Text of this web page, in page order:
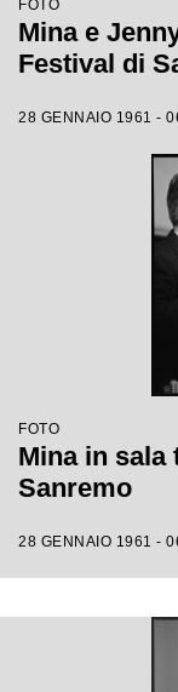
FOTO
Mina e
Festival di
28 GENNAIO 1961 -
FOTO
Mina in sala
Sanremo
28 GENNAIO 1961 -